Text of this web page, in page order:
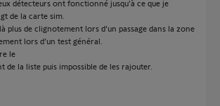
détecteurs ont fonctionné jusqu’à ce que je
de la carte sim.
plus de clignotement lors d’un passage dans la zone
lors d’un test général.
le
de la liste puis impossible de les rajouter.